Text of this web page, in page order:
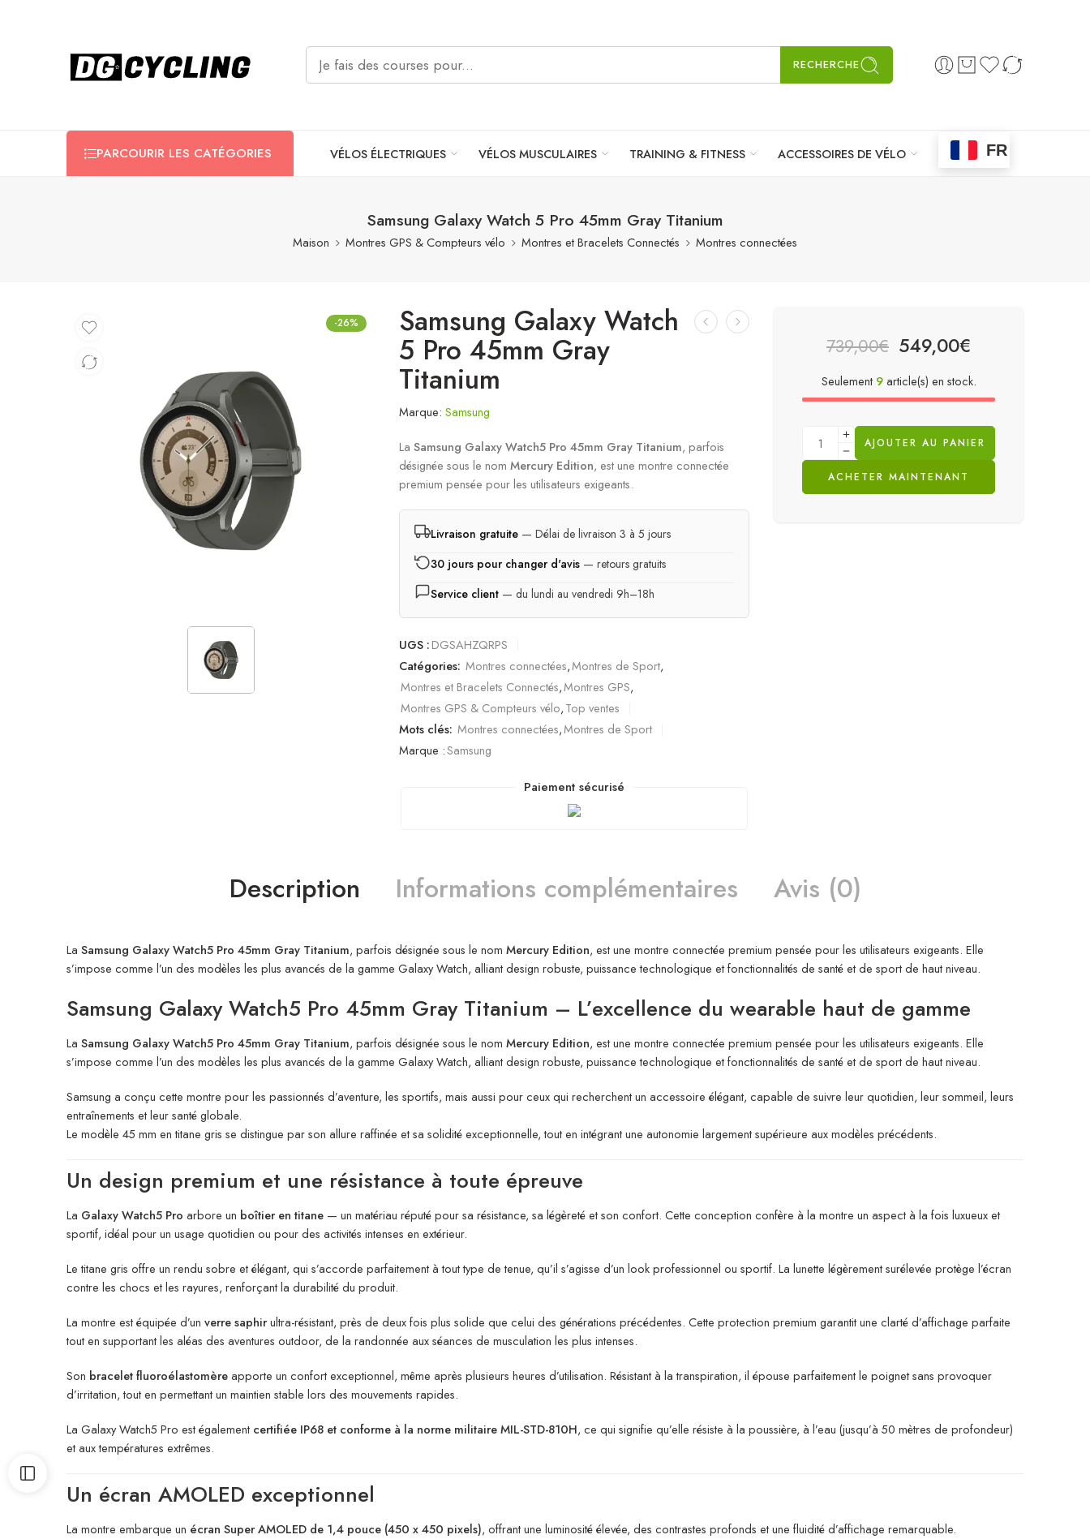
RECHERCHE
PARCOURIR LES CATÉGORIES VÉLOS ÉLECTRIQUES VÉLOS MUSCULAIRES TRAINING & FITNESS ACCESSOIRES DE VÉLO FR
Samsung Galaxy Watch 5 Pro 45mm Gray Titanium
Maison Montres GPS & Compteurs vélo Montres et Bracelets Connectés Montres connectées
-26% Samsung Galaxy Watch
5 Pro 45mm Gray
Titanium
Marque: Samsung
La Samsung Galaxy Watch5 Pro 45mm Gray Titanium, parfois
désignée sous le nom Mercury Edition, est une montre connectée
premium pensée pour les utilisateurs exigeants.
Livraison gratuite — Délai de livraison 3 à 5 jours
30 jours pour changer d'avis — retours gratuits
Service client — du lundi au vendredi 9h–18h
UGS :DGSAHZQRPS
Catégories: Montres connectées,Montres de Sport,
Montres et Bracelets Connectés,Montres GPS,
Montres GPS & Compteurs vélo,Top ventes
Mots clés: Montres connectées,Montres de Sport
Marque :Samsung
Paiement sécurisé
739,00€ 549,00€
Seulement 9article(s) en stock.
AJOUTER AU PANIER
ACHETER MAINTENANT
Description Informations complémentaires Avis (0)
La Samsung Galaxy Watch5 Pro 45mm Gray Titanium, parfois désignée sous le nom Mercury Edition, est une montre connectée premium pensée pour les utilisateurs exigeants. Elle
s’impose comme l’un des modèles les plus avancés de la gamme Galaxy Watch, alliant design robuste, puissance technologique et fonctionnalités de santé et de sport de haut niveau.
Samsung Galaxy Watch5 Pro 45mm Gray Titanium – L’excellence du wearable haut de gamme
La Samsung Galaxy Watch5 Pro 45mm Gray Titanium, parfois désignée sous le nom Mercury Edition, est une montre connectée premium pensée pour les utilisateurs exigeants. Elle
s’impose comme l’un des modèles les plus avancés de la gamme Galaxy Watch, alliant design robuste, puissance technologique et fonctionnalités de santé et de sport de haut niveau.
Samsung a conçu cette montre pour les passionnés d’aventure, les sportifs, mais aussi pour ceux qui recherchent un accessoire élégant, capable de suivre leur quotidien, leur sommeil, leurs
entraînements et leur santé globale.
Le modèle 45 mm en titane gris se distingue par son allure raffinée et sa solidité exceptionnelle, tout en intégrant une autonomie largement supérieure aux modèles précédents.
Un design premium et une résistance à toute épreuve
La Galaxy Watch5 Pro arbore un boîtier en titane — un matériau réputé pour sa résistance, sa légèreté et son confort. Cette conception confère à la montre un aspect à la fois luxueux et
sportif, idéal pour un usage quotidien ou pour des activités intenses en extérieur.
Le titane gris offre un rendu sobre et élégant, qui s’accorde parfaitement à tout type de tenue, qu’il s’agisse d’un look professionnel ou sportif. La lunette légèrement surélevée protège l’écran
contre les chocs et les rayures, renforçant la durabilité du produit.
La montre est équipée d’un verre saphirultra-résistant, près de deux fois plus solide que celui des générations précédentes. Cette protection premium garantit une clarté d’affichage parfaite
tout en supportant les aléas des aventures outdoor, de la randonnée aux séances de musculation les plus intenses.
Son bracelet fluoroélastomèreapporte un confort exceptionnel, même après plusieurs heures d’utilisation. Résistant à la transpiration, il épouse parfaitement le poignet sans provoquer
d’irritation, tout en permettant un maintien stable lors des mouvements rapides.
La Galaxy Watch5 Pro est également certifiée IP68 et conforme à la norme militaire MIL-STD-810H, ce qui signifie qu’elle résiste à la poussière, à l’eau (jusqu’à 50 mètres de profondeur)
et aux températures extrêmes.
Un écran AMOLED exceptionnel
La montre embarque un écran Super AMOLED de 1,4 pouce (450 x 450 pixels), offrant une luminosité élevée, des contrastes profonds et une fluidité d’affichage remarquable.